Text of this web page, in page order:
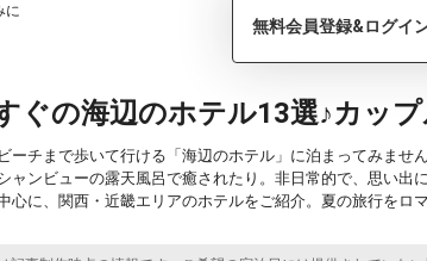
に
ぐの海辺のホテル13選♪カッ
ーチまで歩いて行ける「海辺のホテル」に泊まってみませ
ャンビューの露天風呂で癒されたり。非日常的で、思い
心に、関西・近畿エリアのホテルをご紹介。夏の旅行をロ